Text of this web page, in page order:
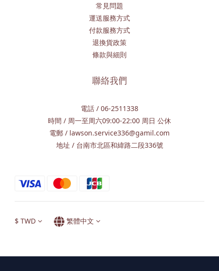
常見問題
運送服務方式
付款服務方式
退換貨政策
條款與細則
聯絡我們
電話 / 06-2511338
時間 / 周一至周六09:00-22:00 周日 公休
電郵 / lawson.service336@gamil.com
地址 / 台南市北區和緯路二段336號
$ TWD 繁體中文